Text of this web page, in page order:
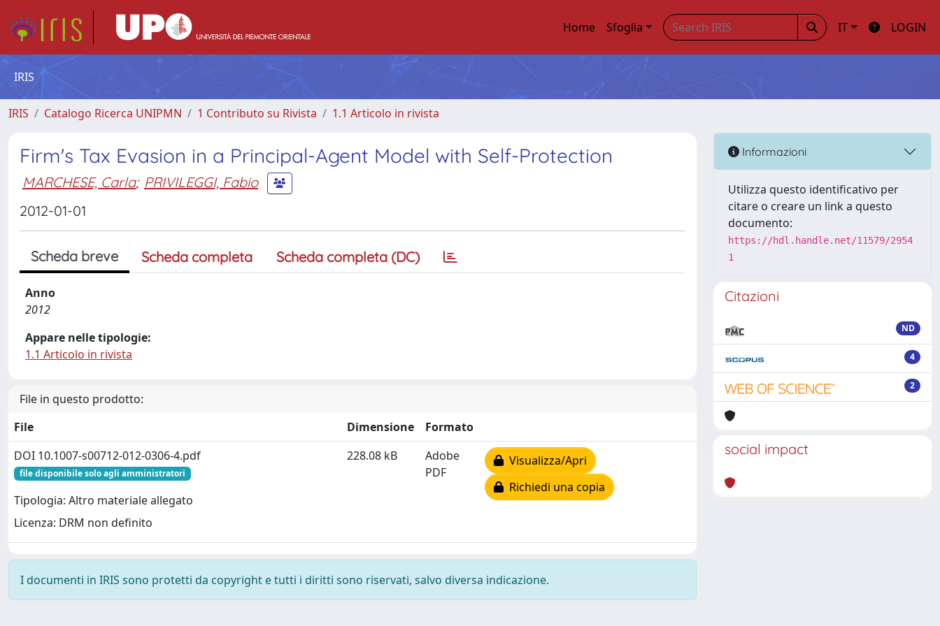
Home Sfoglia IT LOGIN
IRIS
IRIS Catalogo Ricerca UNIPMN 1 Contributo su Rivista 1.1 Articolo in rivista
Firm's Tax Evasion in a Principal-Agent Model with Self-Protection
MARCHESE, Carla; PRIVILEGGI, Fabio
2012-01-01
Scheda breve Scheda completa Scheda completa (DC)
Anno
2012
Appare nelle tipologie:
1.1 Articolo in rivista
File in questo prodotto:
File
Dimensione
Formato
DOI 10.1007-s00712-012-0306-4.pdf
file disponibile solo agli amministratori
Tipologia: Altro materiale allegato
Licenza: DRM non definito
228.08 kB
Adobe
PDF
Visualizza/Apri
Richiedi una copia
I documenti in IRIS sono protetti da copyright e tutti i diritti sono riservati, salvo diversa indicazione.
Informazioni
Utilizza questo identificativo per
citare o creare un link a questo
documento:
https://hdl.handle.net/11579/2954
1
Citazioni
ND
4
2
social impact